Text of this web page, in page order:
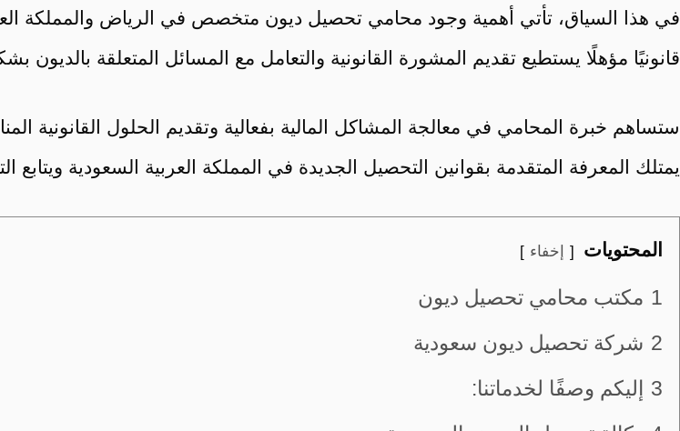
في هذا السياق، تأتي أهمية وجود محامي تحصيل ديون متخصص في الرياض والمملكة
قانونيًا مؤهلًا يستطيع تقديم المشورة القانونية والتعامل مع المسائل المتعلقة بالديون
ستساهم خبرة المحامي في معالجة المشاكل المالية بفعالية وتقديم الحلول القانونية
يمتلك المعرفة المتقدمة بقوانين التحصيل الجديدة في المملكة العربية السعودية ويتابع
المحتويات إخفاء
1 مكتب محامي تحصيل ديون
2 شركة تحصيل ديون سعودية
3 إليكم وصفًا لخدماتنا: